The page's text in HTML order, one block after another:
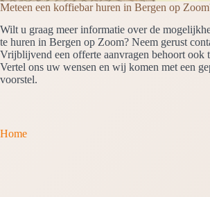
Meteen een koffiebar huren in Bergen op
Wilt u graag meer informatie over de
te huren in Bergen op Zoom? Neem gerust
Vrijblijvend een offerte aanvragen behoort ook
Vertel ons uw wensen en wij komen met een
voorstel.
Home